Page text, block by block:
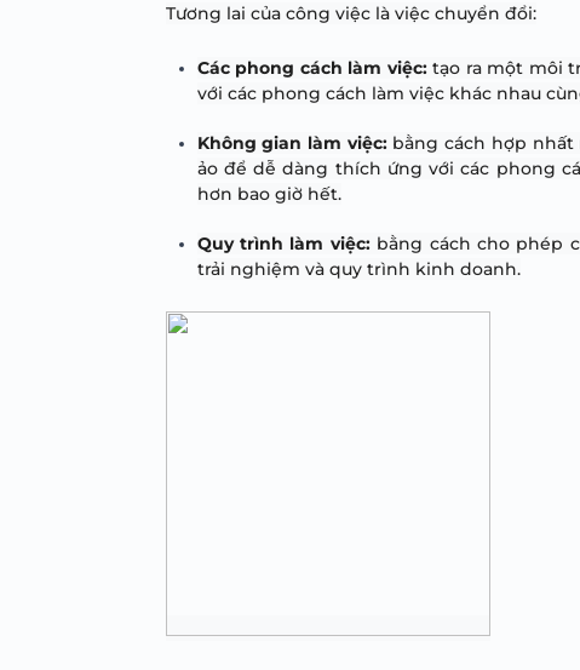
Tương lai của công việc là việc chuyển đổi:
Các phong cách làm việc: tạo ra một môi
với các phong cách làm việc khác nhau
Không gian làm việc: bằng cách hợp nhất
ảo để dễ dàng thích ứng với các phong
hơn bao giờ hết.
Quy trình làm việc: bằng cách cho phép
trải nghiệm và quy trình kinh doanh.